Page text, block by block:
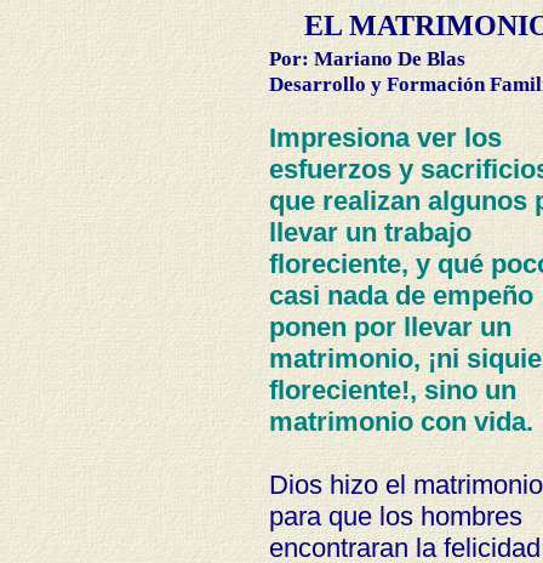
EL
Por: Mariano De Blas
Desarrollo y Formación
Impresiona ver los
esfuerzos y
que realizan algunos
llevar un trabajo
floreciente, y qué
casi nada de empeño
ponen por llevar un
matrimonio, ¡ni
floreciente!, sino un
matrimonio con vida.
Dios hizo el matrimonio
para que los hombres
encontraran la